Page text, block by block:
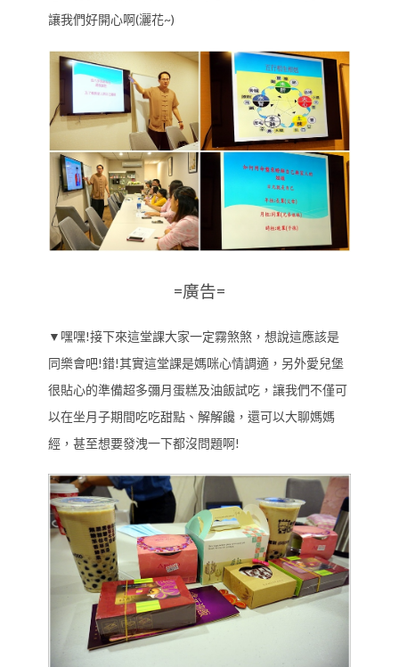
讓我們好開心啊(灑花~)
=廣告=
▼嘿嘿!接下來這堂課大家一定霧煞煞，想說這應該是
同樂會吧!錯!其實這堂課是媽咪心情調適，另外愛兒堡
很貼心的準備超多彌月蛋糕及油飯試吃，讓我們不僅可
以在坐月子期間吃吃甜點、解解饞，還可以大聊媽媽
經，甚至想要發洩一下都沒問題啊!